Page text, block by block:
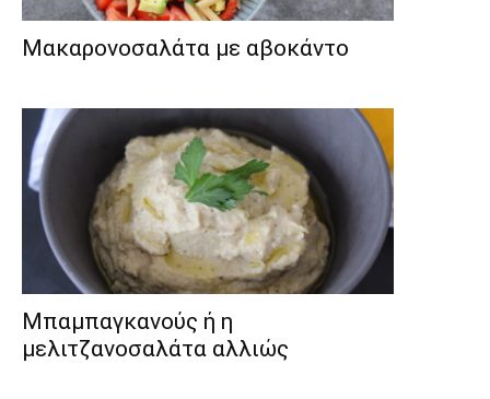
Μακαρονοσαλάτα με αβοκάντο
Μπαμπαγκανούς ή η
μελιτζανοσαλάτα αλλιώς